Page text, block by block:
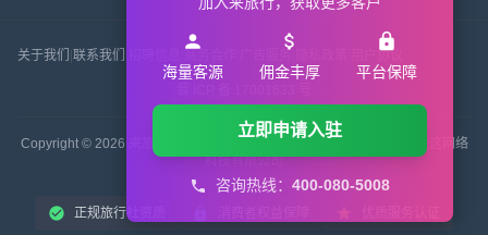
关于我们 联系我们 用户协议
Copyright © 2026 来旅行旅游网 All Rights Reserved. 版权所有 山西来这网络
科技有限公司
正规旅行社资质
海量客源 佣金丰厚 平台保障
立即申请入驻
咨询热线： 400-080-5008